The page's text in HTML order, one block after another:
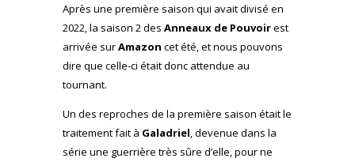
Après une première saison qui avait divisé en
2022, la saison 2 des Anneaux de Pouvoirest
arrivée surAmazon cet été, et nous pouvons
dire que celle-ci était donc attendue au
tournant.
Un des reproches de la première saison était le
traitement fait à Galadriel, devenue dans la
série une guerrière très sûre d’elle, pour ne